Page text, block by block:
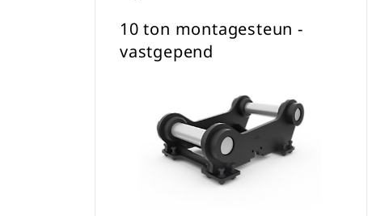
10 ton montagesteun -
vastgepend